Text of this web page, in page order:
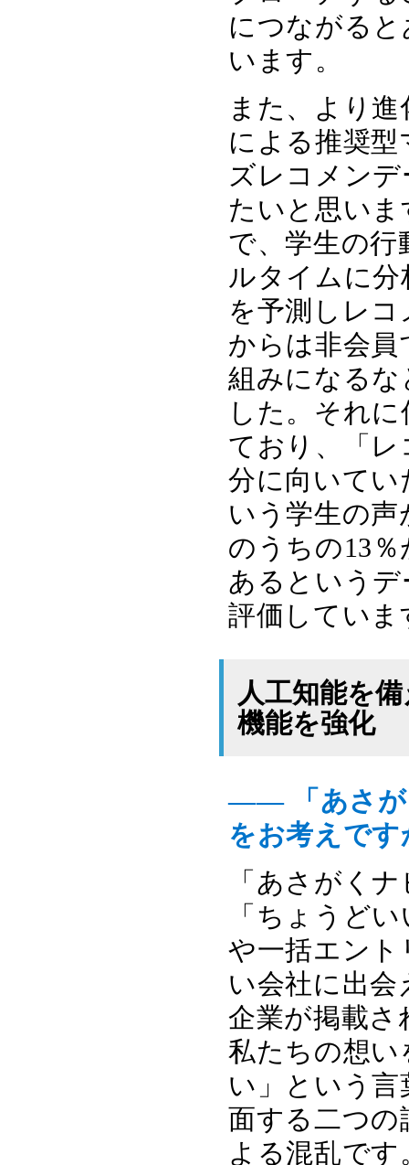
につながる
います。
また、より
による推奨
ズレコメン
たいと思いま
で、学生の行
ルタイムに
を予測しレコ
からは非会
組みになるな
した。それ
ており、「
分に向いて
いう学生の
のうちの13
あるという
評価していま
人工知能を
機能を強化
―― 「あさが
をお考えです
「あさがく
「ちょうど
や一括エン
い会社に出
企業が掲載
私たちの想
い」という
面する二つの
よる混乱で